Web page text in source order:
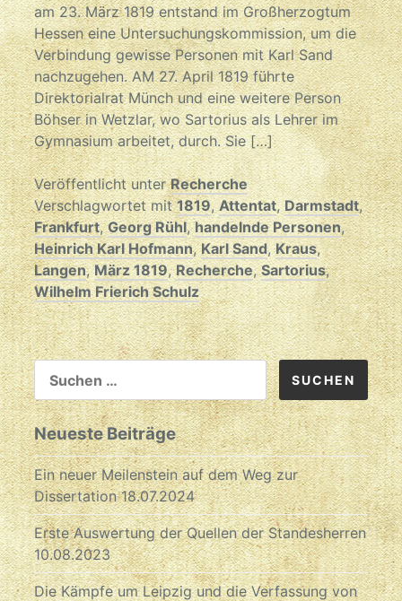
am 23. März 1819 entstand im Großherzogtum
Hessen eine Untersuchungskommission, um die
Verbindung gewisse Personen mit Karl Sand
nachzugehen. AM 27. April 1819 führte
Direktorialrat Münch und eine weitere Person
Böhser in Wetzlar, wo Sartorius als Lehrer im
Gymnasium arbeitet, durch. Sie […]
Veröffentlicht unterRecherche
Verschlagwortet mit1819,Attentat,Darmstadt,
Frankfurt,Georg Rühl,handelnde Personen,
Heinrich Karl Hofmann,Karl Sand,Kraus,
Langen,März 1819,Recherche,Sartorius,
Wilhelm Frierich Schulz
SUCHEN
NACH:
Neueste Beiträge
Ein neuer Meilenstein auf dem Weg zur
Dissertation 18.07.2024
Erste Auswertung der Quellen der Standesherren
10.08.2023
Die Kämpfe um Leipzig und die Verfassung von